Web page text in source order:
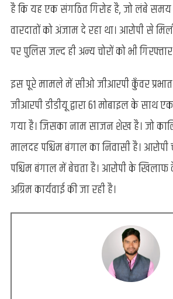
है कि यह एक संगठित गिरोह है, जो लंबे समय
वारदातों को अंजाम दे रहा था। आरोपी से
पर पुलिस जल्द ही अन्य चोरों को भी
इस पूरे मामले में सीओ जीआरपी कुँवर प्रभात
जीआरपी डीडीयू द्वारा 61 मोबाइल के साथ
गया है। जिसका नाम साजन शेख है। जो
मालदह पश्चिम बंगाल का निवासी है। आरोपी
पश्चिम बंगाल में बेचता है। आरोपी के खिलाफ
अग्रिम कार्यवाई की जा रही है।